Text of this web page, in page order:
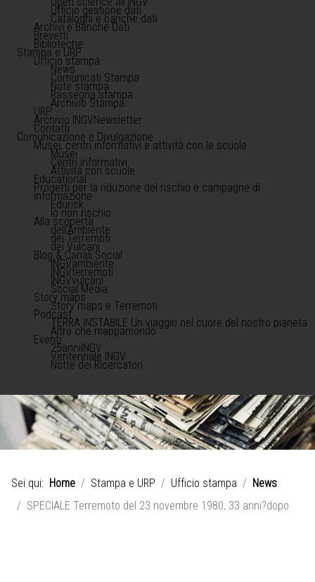
Ufficio gestione dati
Cataloghi e banche dati
Archivi e Banche Dati
Brevetti
Biblioteche
Stampa e URP
Ufficio stampa
News
Comunicati Stampa
Note stampa
Rassegna stampa
Archivio Stampa
URP
Archivio INGVNewsletter
Contatti
Comunicazione e Divulgazione
Musei, centri informativi e attività con le scuole
Musei
Centri informativi
Attività con scuole
Educational
Progetti per la riduzione del rischio e campagne di
informazione
Edurisk
Io non rischio
Alla scoperta
dell'Ambiente
dei Terremoti
dei Vulcani
Blog & Canali Social
INGVambiente
INGVterremoti
INGVvulcani
Social Media
Story maps
Story maps e Terremoti
Podcast
TERRA INSTABILE Un viaggio nel cuore del nostro pianeta
Altro che mappamondo
Eventi
25anniINGV
Ventennale INGV
Notte dei Ricercatori
Sei qui: Home Stampa e URP Ufficio stampa
News
SPECIALE Terremoto del 23 novembre 1980, 33 anni?dopo